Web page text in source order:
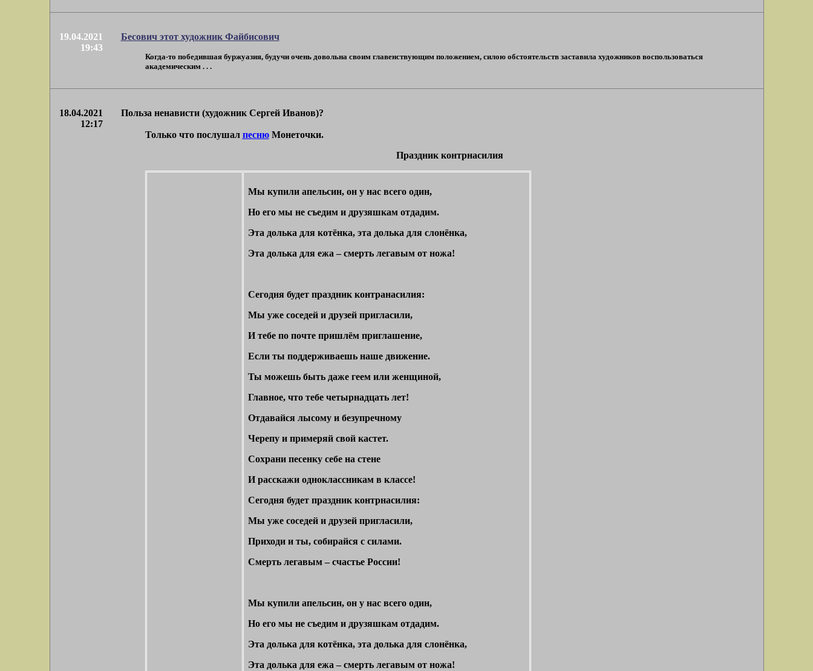
19.04.2021
19:43
Бесович этот художник Файбисович
Когда-то победившая буржуазия, будучи очень довольна своим главенствующим положением, силою обстоятельств заставила художников воспользоваться
академическим . . .
18.04.2021
12:17
Польза ненависти (художник Сергей Иванов)?
Только что послушал песнюМонеточки.
Праздник контрнасилия
Мы купили апельсин, он у нас всего один,
Но его мы не съедим и друзяшкам отдадим.
Эта долька для котёнка, эта долька для слонёнка,
Эта долька для ежа – смерть легавым от ножа!
Сегодня будет праздник контранасилия:
Мы уже соседей и друзей пригласили,
И тебе по почте пришлём приглашение,
Если ты поддерживаешь наше движение.
Ты можешь быть даже геем или женщиной,
Главное, что тебе четырнадцать лет!
Отдавайся лысому и безупречному
Черепу и примеряй свой кастет.
Сохрани песенку себе на стене
И расскажи одноклассникам в классе!
Сегодня будет праздник контрнасилия:
Мы уже соседей и друзей пригласили,
Приходи и ты, собирайся с силами.
Смерть легавым – счастье России!
Мы купили апельсин, он у нас всего один,
Но его мы не съедим и друзяшкам отдадим.
Эта долька для котёнка, эта долька для слонёнка,
Эта долька для ежа – смерть легавым от ножа!